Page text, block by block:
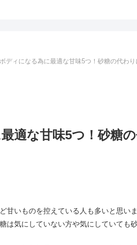
ディになる為に最適な甘味5つ！砂糖の代わり
適な甘味5つ！砂糖
いものを控えている人も多いと思いま
は気にしていない方や気にしていても